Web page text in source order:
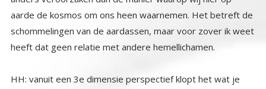
heeft dat geen relatie met andere hemellichamen.
HH: vanuit een 3e dimensie perspectief klopt het wat je
zegt. Het lijkt zo te zijn. Maar wij kijken niet vanuit een 3e
dimensie perspectief. Er is een groter ‘plaatje’ aan het werk